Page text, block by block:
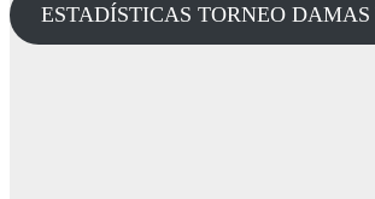
ESTADÍSTICAS TORNEO DAMAS